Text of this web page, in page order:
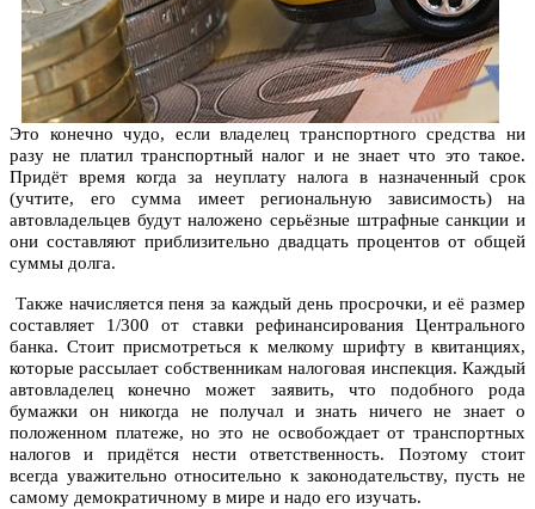
Это конечно чудо, если владелец транспортного средства ни
разу не платил транспортный налог и не знает что это такое.
Придёт время когда за неуплату налога в назначенный срок
(учтите, его сумма имеет региональную зависимость) на
автовладельцев будут наложено серьёзные штрафные санкции и
они составляют приблизительно двадцать процентов от общей
суммы долга.
Также начисляется пеня за каждый день просрочки, и её размер
составляет 1/300 от ставки рефинансирования Центрального
банка. Стоит присмотреться к мелкому шрифту в квитанциях,
которые рассылает собственникам налоговая инспекция. Каждый
автовладелец конечно может заявить, что подобного рода
бумажки он никогда не получал и знать ничего не знает о
положенном платеже, но это не освобождает от транспортных
налогов и придётся нести ответственность. Поэтому стоит
всегда уважительно относительно к законодательству, пусть не
самому демократичному в мире и надо его изучать.